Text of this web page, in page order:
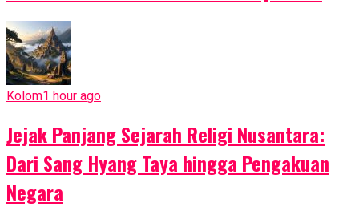
Kolom1 hour ago
Jejak Panjang Sejarah Religi Nusantara:
Dari Sang Hyang Taya hingga Pengakuan
Negara